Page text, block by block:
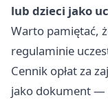
lub dzieci jako
Warto pamiętać,
regulaminie
Cennik opłat za
jako dokument —